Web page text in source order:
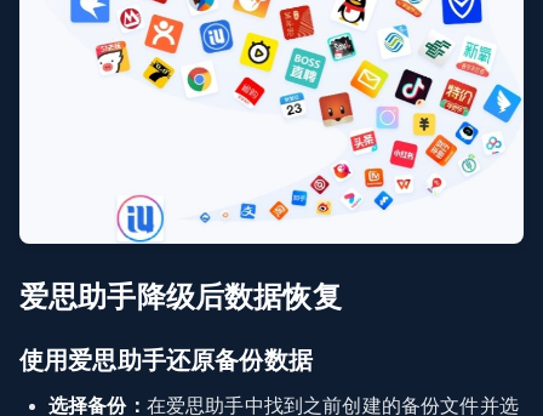
爱思助手降级后数据恢复
使用爱思助手还原备份数据
选择备份： 在爱思助手中找到之前创建的备份文件并选